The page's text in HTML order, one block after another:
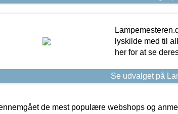
lyskilde med til
her for at se
Se udvalget på
de mest populære webshops og